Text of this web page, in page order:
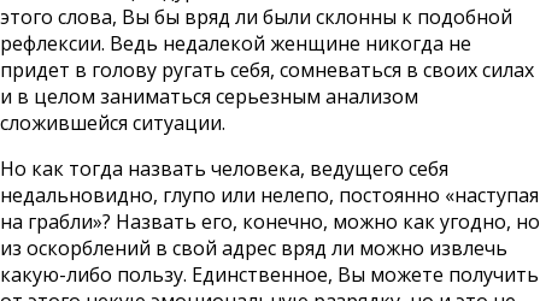
этого слова, Вы бы вряд ли были склонны к подобной
рефлексии. Ведь недалекой женщине никогда не
придет в голову ругать себя, сомневаться в своих силах
и в целом заниматься серьезным анализом
сложившейся ситуации.
Но как тогда назвать человека, ведущего себя
недальновидно, глупо или нелепо, постоянно «наступая
на грабли»? Назвать его, конечно, можно как угодно, но
из оскорблений в свой адрес вряд ли можно извлечь
какую-либо пользу. Единственное, Вы можете получить